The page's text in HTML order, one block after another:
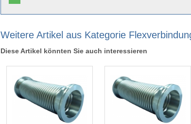
Weitere Artikel aus Kategorie
Diese Artikel könnten Sie auch interessieren